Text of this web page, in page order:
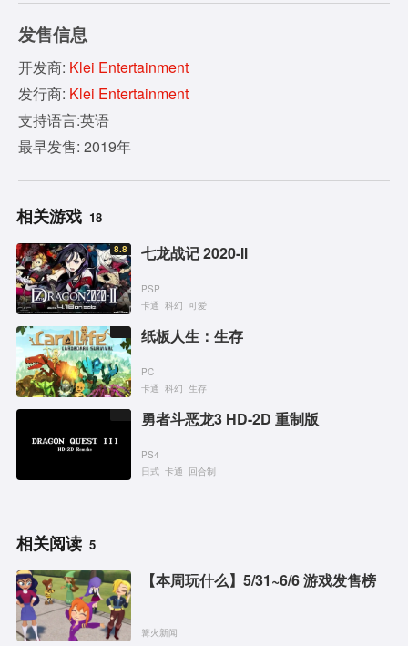
发售信息
开发商: Klei Entertainment
发行商: Klei Entertainment
支持语言:英语
最早发售: 2019年
相关游戏 18
8.8 七龙战记 2020-Ⅱ
PSP
卡通 科幻 可爱
纸板人生：生存
PC
卡通 科幻 生存
勇者斗恶龙3 HD-2D 重制版
PS4
日式 卡通 回合制
相关阅读 5
【本周玩什么】5/31~6/6 游戏发售榜
篝火新闻